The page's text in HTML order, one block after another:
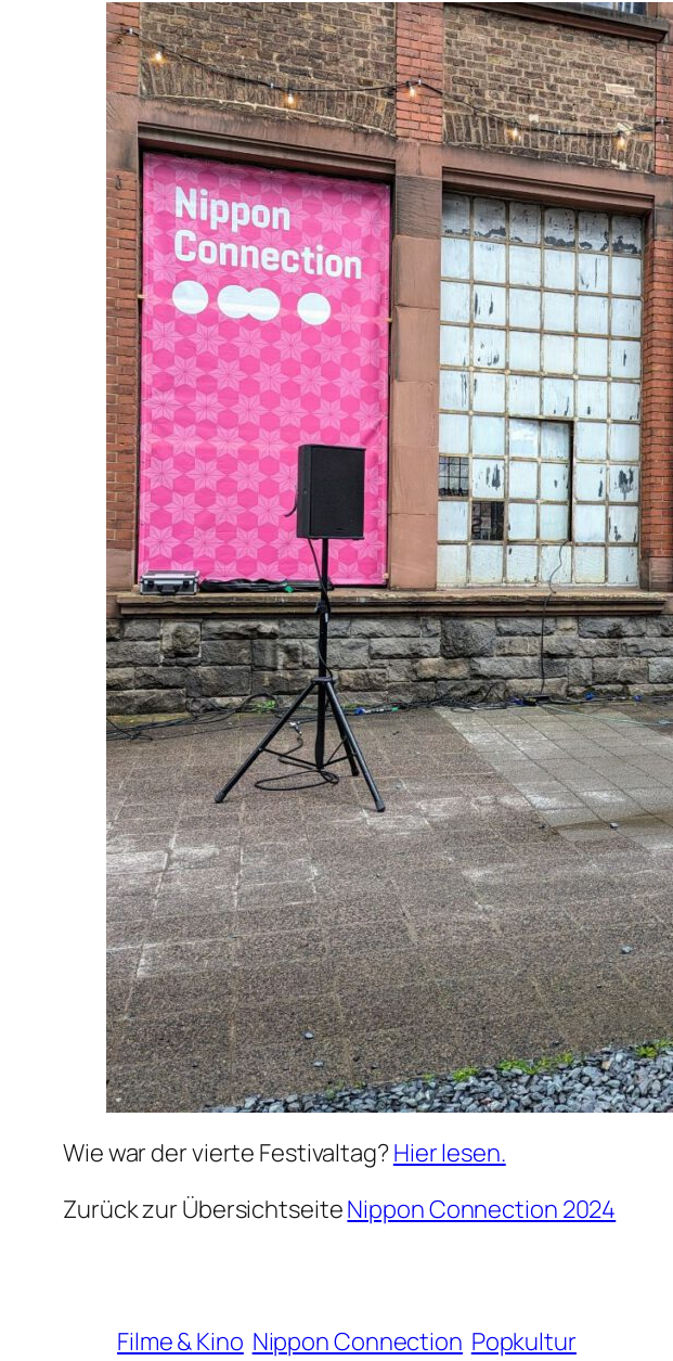
Wie war der vierte Festivaltag?Hier lesen.
Zurück zur ÜbersichtseiteNippon Connection 2024
Filme & Kino Nippon Connection Popkultur